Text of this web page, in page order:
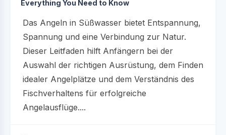
Everything You Need to Know
Das Angeln in Süßwasser bietet Entspannung,
Spannung und eine Verbindung zur Natur.
Dieser Leitfaden hilft Anfängern bei der
Auswahl der richtigen Ausrüstung, dem Finden
idealer Angelplätze und dem Verständnis des
Fischverhaltens für erfolgreiche
Angelausflüge....